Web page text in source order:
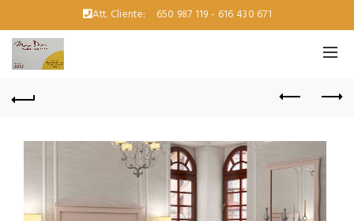
Att. Cliente: 650 987 119 - 616 430 671